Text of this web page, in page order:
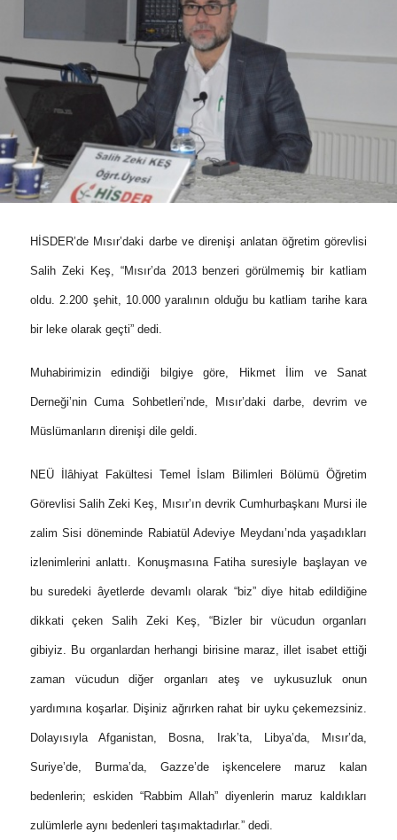
HİSDER’de Mısır’daki darbe ve direnişi anlatan öğretim görevlisi
Salih Zeki Keş, “Mısır’da 2013 benzeri görülmemiş bir katliam
oldu. 2.200 şehit, 10.000 yaralının olduğu bu katliam tarihe kara
bir leke olarak geçti” dedi.
Muhabirimizin edindiği bilgiye göre, Hikmet İlim ve Sanat
Derneği’nin Cuma Sohbetleri’nde, Mısır’daki darbe, devrim ve
Müslümanların direnişi dile geldi.
NEÜ İlâhiyat Fakültesi Temel İslam Bilimleri Bölümü Öğretim
Görevlisi Salih Zeki Keş, Mısır’ın devrik Cumhurbaşkanı Mursi ile
zalim Sisi döneminde Rabiatül Adeviye Meydanı’nda yaşadıkları
izlenimlerini anlattı. Konuşmasına Fatiha suresiyle başlayan ve
bu suredeki âyetlerde devamlı olarak “biz” diye hitab edildiğine
dikkati çeken Salih Zeki Keş, “Bizler bir vücudun organları
gibiyiz. Bu organlardan herhangi birisine maraz, illet isabet ettiği
zaman vücudun diğer organları ateş ve uykusuzluk onun
yardımına koşarlar. Dişiniz ağrırken rahat bir uyku çekemezsiniz.
Dolayısıyla Afganistan, Bosna, Irak’ta, Libya’da, Mısır’da,
Suriye’de, Burma’da, Gazze’de işkencelere maruz kalan
bedenlerin; eskiden “Rabbim Allah” diyenlerin maruz kaldıkları
zulümlerle aynı bedenleri taşımaktadırlar.” dedi.